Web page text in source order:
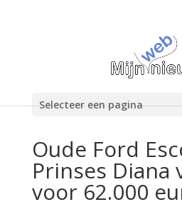
Selecteer een pagina
Oude Ford
Prinses Diana
voor 62.000